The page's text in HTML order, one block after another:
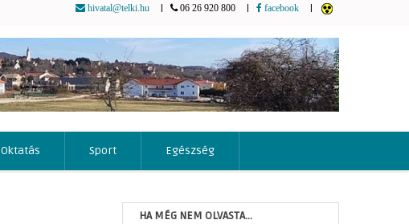
hivatal@telki.hu 06 26 920 800 facebook
Oktatás Sport Egészség
HA MÉG NEM OLVASTA...